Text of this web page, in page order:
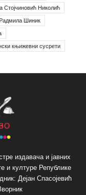
Стојчиновић Николић
Радмила Шиник
књижевни сусрети
издавача и јавних
и културе Републике
Дејан Спасојевић